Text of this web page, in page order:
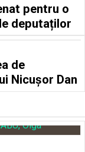
pentru o
deputaților
de
Nicușor Dan